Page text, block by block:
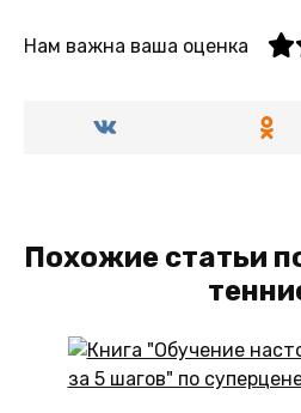
Нам важна ваша оценка
Похожие статьи